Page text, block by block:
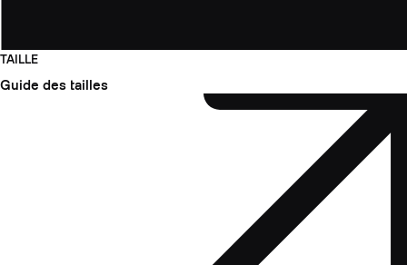
TAILLE
Guide des tailles